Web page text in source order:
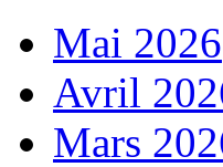
Mai 2026
Avril
Mars